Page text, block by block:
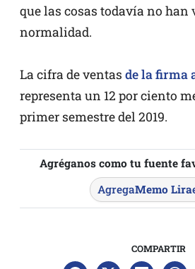
que las cosas todavía no han
normalidad.
La cifra de ventas de la firma
representa un 12 por ciento
primer semestre del 2019.
Agréganos como tu fuente
AgregaMemo Lira
COMPARTIR